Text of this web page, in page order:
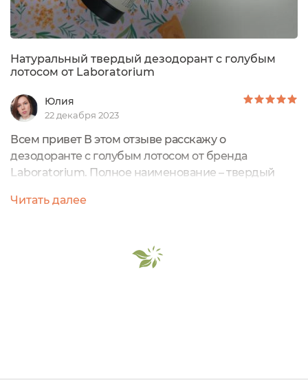
Натуральный твердый дезодорант с голубым
лотосом от Laboratorium
Юлия
22 декабря 2023
Всем привет В этом отзыве расскажу о
дезодоранте с голубым лотосом от бренда
Laboratorium. Полное наименование – твердый
LaboratoriumМасса – 40 грамм, есть также вариант
производителя:Твердый дезодорант с маслом ши
и ароматом голубого лотоса. Он абсорбирует влагу
Читать далее